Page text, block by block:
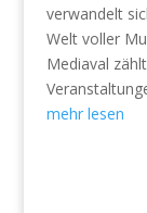
verwandelt
Welt voller
Mediaval
mehr lesen